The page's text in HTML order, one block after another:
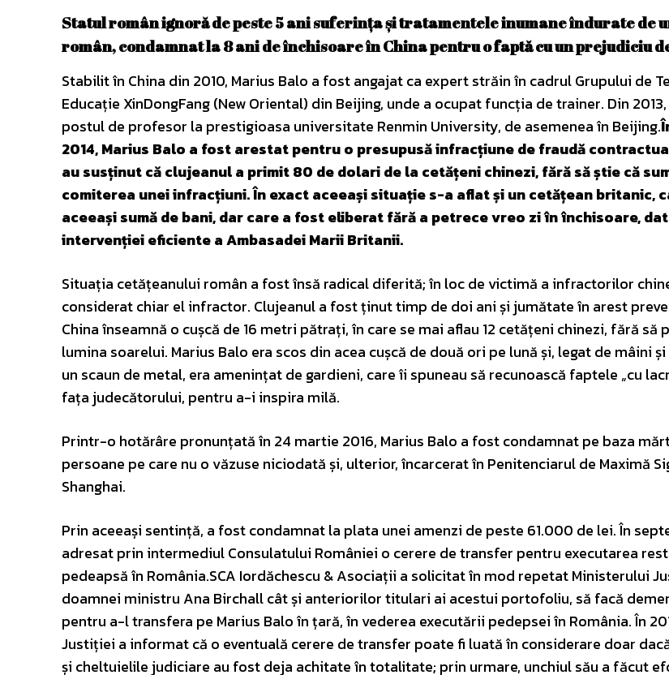
Statul român ignoră de peste 5 ani suferința și tratamentele inumane îndurate de
român, condamnat la 8 ani de închisoare în China pentru o faptă cu un prejudiciu
Stabilit în China din 2010, Marius Balo a fost angajat ca expert străin în cadrul Grupului de
Educație XinDongFang (New Oriental) din Beijing, unde a ocupat funcția de trainer. Din
postul de profesor la prestigioasa universitate Renmin University, de asemenea în Beijing.
2014, Marius Balo a fost arestat pentru o presupusă infracțiune de fraudă
au susținut că clujeanul a primit 80 de dolari de la cetățeni chinezi, fără să știe că
comiterea unei infracțiuni. În exact aceeași situație s-a aflat și un cetățean britanic,
aceeași sumă de bani, dar care a fost eliberat fără a petrece vreo zi în închisoare,
intervenției eficiente a Ambasadei Marii Britanii.
Situația cetățeanului român a fost însă radical diferită; în loc de victimă a infractorilor
considerat chiar el infractor. Clujeanul a fost ținut timp de doi ani și jumătate în arest
China înseamnă o cușcă de 16 metri pătrați, în care se mai aflau 12 cetățeni chinezi, fără să
lumina soarelui. Marius Balo era scos din acea cușcă de două ori pe lună și, legat de mâini
un scaun de metal, era amenințat de gardieni, care îi spuneau să recunoască faptele „cu
fața judecătorului, pentru a-i inspira milă.
Printr-o hotărâre pronunțată în 24 martie 2016, Marius Balo a fost condamnat pe baza
persoane pe care nu o văzuse niciodată și, ulterior, încarcerat în Penitenciarul de Maximă
Shanghai.
Prin aceeași sentință, a fost condamnat la plata unei amenzi de peste 61.000 de lei. În
adresat prin intermediul Consulatului României o cerere de transfer pentru executarea
pedeapsă în România.SCA Iordăchescu & Asociații a solicitat în mod repetat Ministerului
doamnei ministru Ana Birchall cât și anteriorilor titulari ai acestui portofoliu, să facă
pentru a-l transfera pe Marius Balo în țară, în vederea executării pedepsei în România. În
Justiției a informat că o eventuală cerere de transfer poate fi luată în considerare doar
și cheltuielile judiciare au fost deja achitate în totalitate; prin urmare, unchiul său a făcut